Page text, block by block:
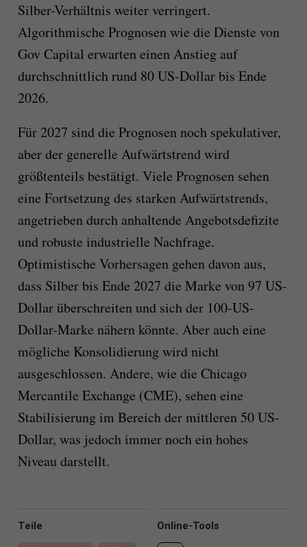
Silber-Verhältnis weiter verringert.
Algorithmische Prognosen wie die Dienste von
Gov Capital erwarten einen Anstieg auf
durchschnittlich rund 80 US-Dollar bis Ende
2026.
Für 2027 sind die Prognosen noch spekulativer,
aber der generelle Aufwärtstrend wird
größtenteils bestätigt. Viele Prognosen sehen
eine Fortsetzung des starken Aufwärtstrends,
angetrieben durch anhaltende Angebotsdefizite
und robuste industrielle Nachfrage.
Optimistische Vorhersagen gehen davon aus,
dass Silber bis Ende 2027 die Marke von 97 US-
Dollar überschreiten und sich der 100-US-
Dollar-Marke nähern könnte. Aber auch eine
mögliche Konsolidierung wird nicht
ausgeschlossen. Andere, wie die Chicago
Mercantile Exchange (CME), sehen eine
Stabilisierung im Bereich der mittleren 50 US-
Dollar, was jedoch immer noch ein hohes
Niveau darstellt.
Online-Tools
Teile